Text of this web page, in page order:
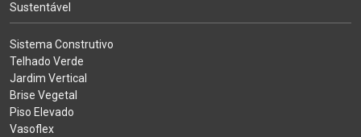
Sustentável
Sistema Construtivo
Telhado Verde
Jardim Vertical
Brise Vegetal
Piso Elevado
Vasoflex